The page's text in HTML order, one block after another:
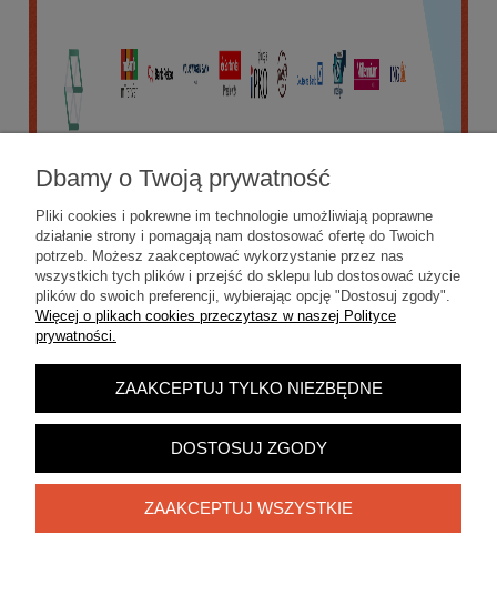
POKAŻ PEŁNĄ WERSJĘ STRONY
Sklep internetowy Shoper.pl
Dbamy o Twoją prywatność
Pliki cookies i pokrewne im technologie umożliwiają poprawne
działanie strony i pomagają nam dostosować ofertę do Twoich
potrzeb. Możesz zaakceptować wykorzystanie przez nas
wszystkich tych plików i przejść do sklepu lub dostosować użycie
plików do swoich preferencji, wybierając opcję "Dostosuj zgody".
Więcej o plikach cookies przeczytasz w naszej Polityce
prywatności.
ZAAKCEPTUJ TYLKO NIEZBĘDNE
DOSTOSUJ ZGODY
ZAAKCEPTUJ WSZYSTKIE